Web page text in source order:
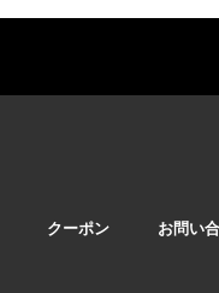
クーポン お問い